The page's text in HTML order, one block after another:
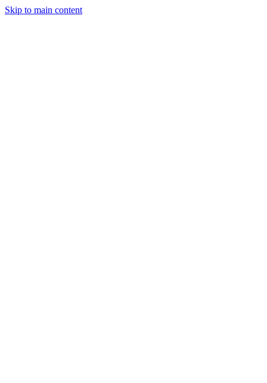
Skip to main content